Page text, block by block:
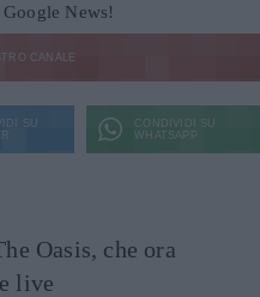
News!
CANALE
SU
CONDIVIDI SU
WHATSAPP
Oasis, che ora
live